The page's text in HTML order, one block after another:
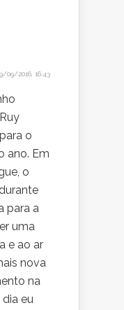
09/2016, 16:43
o
ano. Em
o
para a
uma
e ao ar
nova
na
dia eu